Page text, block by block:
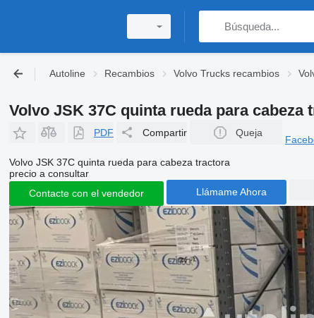
Autoline Recambios Volvo Trucks recambios
Volvo JSK 37C quinta rueda para cabeza
PDF Compartir Queja
Volvo JSK 37C quinta rueda para cabeza tractora
precio a consultar
Contacte con el vendedor
Llámame Ahora